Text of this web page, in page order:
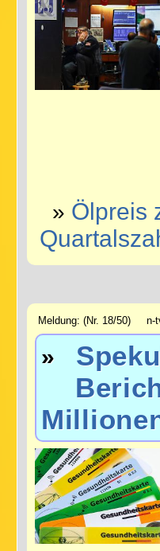
» Ölpreis
Meldung: (Nr. 18/50) n-
»